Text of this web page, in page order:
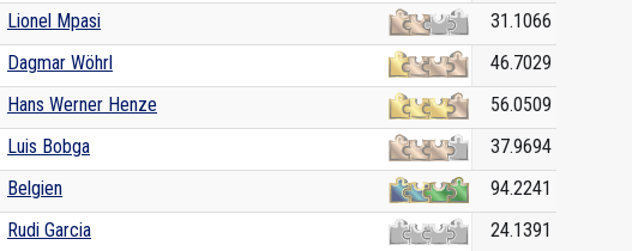
Lionel Mpasi
31.1066
Dagmar Wöhrl
46.7029
Hans Werner Henze
56.0509
Luis Bobga
37.9694
Belgien
94.2241
Rudi Garcia
24.1391